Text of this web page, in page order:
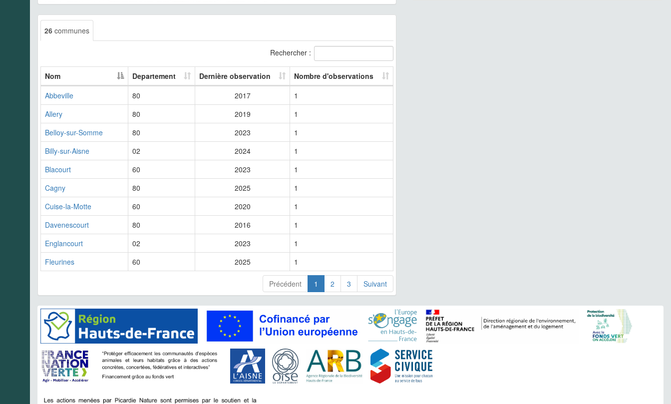
26 communes
Rechercher :
Nom Departement Dernière observation
Nombre d'observations
Abbeville
80 2017
1
Allery
80 2019
1
Belloy-sur-Somme
80 2023
1
Billy-sur-Aisne
02 2024
1
Blacourt
60 2023
1
Cagny
80 2025
1
Cuise-la-Motte
60 2020
1
Davenescourt
80 2016
1
Englancourt
02 2023
1
Fleurines
60 2025 1
Précédent 1 2 3 Suivant